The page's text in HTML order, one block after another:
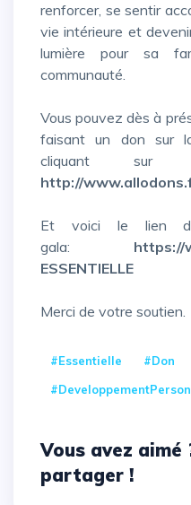
renforcer, se sentir
vie intérieure et
lumière pour sa
communauté.
Vous pouvez dès à
faisant un don sur
cliquant sur
http://
Et voici le lien
gala: https://
ESSENTIELLE
Merci de votre soutien.
#Essentielle #Don
Vous avez aimé ? N'hésitez pas à
partager !